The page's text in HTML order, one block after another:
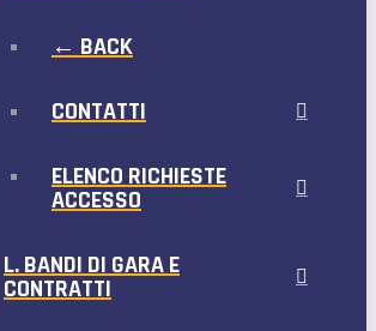
← BACK
CONTATTI
ELENCO RICHIESTE
ACCESSO
L. BANDI DI GARA E
CONTRATTI